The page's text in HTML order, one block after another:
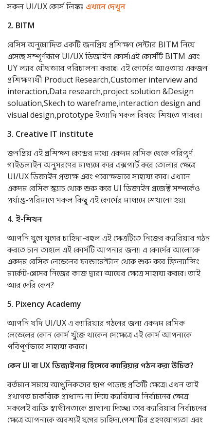
সকল UI/UX কোর্স লিঙ্কঃ এখানে দেখুন
2. BITM
বেসিস অনুমোদিত একটি জনপ্রিয় প্রশিক্ষণ সেন্টার BITM নিয়ে
এসেছে সম্পূর্ণরূপে UI/UX ডিজাইন কোর্স।এই কোর্সটি BITM এবং
UY ল্যাব যৌথভাবে পরিচালনা করছে। এই কোর্সের আওতায় একজন
প্রশিক্ষণার্থী Product Research,Customer interview and
interaction,Data research,project solution &Design
soluation,Skech to wareframe,interaction design and
visual design,prototype ইত্যাদি সকল বিষয়ে শিখতে পারবে।
3. Creative IT institute
জনপ্রিয় এই প্রশিক্ষণ কেন্দ্রের মধ্যে একদম বেসিক থেকে পরিপূর্ণ
গাইডলাইন অনুসরণের মাধ্যমে করে এক্সপার্ট করে তোলার ক্ষেত্রে
UI/UX ডিজাইন প্রত্যক্ষ এবং পরোক্ষভাবে সাহায্য করে। এখানে
একদম বেসিক স্ক্যাচ থেকে শুরু করে UI ডিজাইন প্রজেক্ট সম্পর্কেও
পর্যাপ্ত-পরিমাণে সকল কিছু এই কোর্সের মাধ্যমে শেখানো হয়।
4. ই-শিখন
আপনি যুগে যুগের চাহিদা-বহুল এই ক্ষেত্রটিতে নিজের ক্যারিয়ার গঠন
করতে চান তাহলে এই কোর্সটি আপনার জন্য। এ কোর্সের আলোকে
একদম বেসিক লেভেলের ফান্ডামেন্টাল থেকে শুরু করে ফ্রিল্যান্সিং
মার্কেট-প্লেসের নিজের কাজ দ্বারা আয়ের ক্ষেত্রে সাহায্য করবে। তাই
আর দেরি কেন?
5. Pixency Academy
আপনি যদি UI/UX এ ক্যারিয়ার গঠনের জন্য একদম বেসিক
লেভেলের কোন কোর্স খুঁজে থাকেন সেক্ষেত্রে এই কোর্স আপনাকে
পরিপূর্ণভাবে সাহায্য করবে।
কেনUIবাUXডিজাইনারহিসেবেক্যারিয়ারগঠনকরাউচিত?
বর্তমান সময়ে আধুনিকতার ছাপ পড়েছে প্রতিটি ক্ষেত্রে। এখন তাই
প্রথাগত চাকরিকে প্রাধান্য না দিয়ে ক্যারিয়ার নির্বাচনের ক্ষেত্রে
সকলেই ব্যক্তি স্বাধীনতাকে প্রাধান্য দিচ্ছে। তবে ক্যারিয়ার নির্বাচনের
ক্ষেত্রে আপনাকে অবশ্যই যুগের চাহিদা,পেশাটির গ্রহণযোগ্যতা এবং